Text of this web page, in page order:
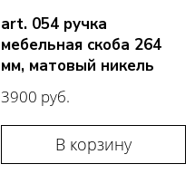
art. 054 ручка
мебельная скоба 264
мм, матовый никель
3900 руб.
В корзину